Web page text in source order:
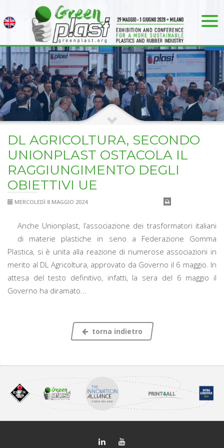
DL AGRICOLTURA, SECONDO
UNIONPLAST OSTACOLA IL
RAGGIUNGIMENTO DEGLI
OBIETTIVI UE
MERCOLEDÌ 8 MAGGIO 2024
Anche Unionplast, l’associazione dei trasformatori italiani
di materie plastiche in seno a Federazione Gomma
Plastica, si è unita alla reazione di numerose associazioni in
merito al DL Agricoltura, approvato da Governo il 6 maggio. In
attesa del testo definitivo, infatti, la sera del 6 maggio il
Governo ha diramato...
torna indietro